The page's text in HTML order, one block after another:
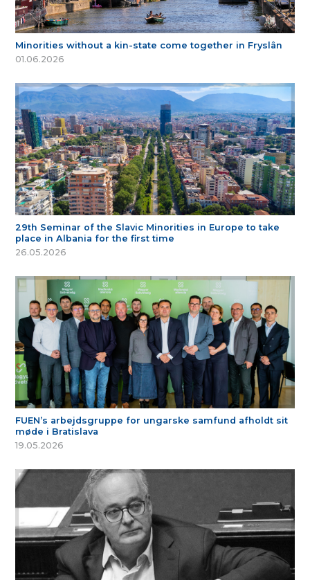
Minorities without a kin-state come together in Fryslân
01.06.2026
29th Seminar of the Slavic Minorities in Europe to take
place in Albania for the first time
26.05.2026
FUEN’s arbejdsgruppe for ungarske samfund afholdt sit
møde i Bratislava
19.05.2026